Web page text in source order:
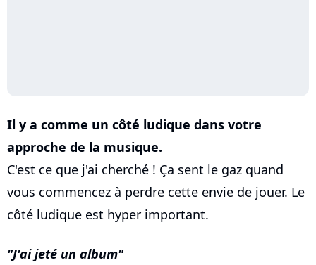
Il y a comme un côté ludique dans votre
approche de la musique.
C'est ce que j'ai cherché ! Ça sent le gaz quand
vous commencez à perdre cette envie de jouer. Le
côté ludique est hyper important.
J'ai jeté un album